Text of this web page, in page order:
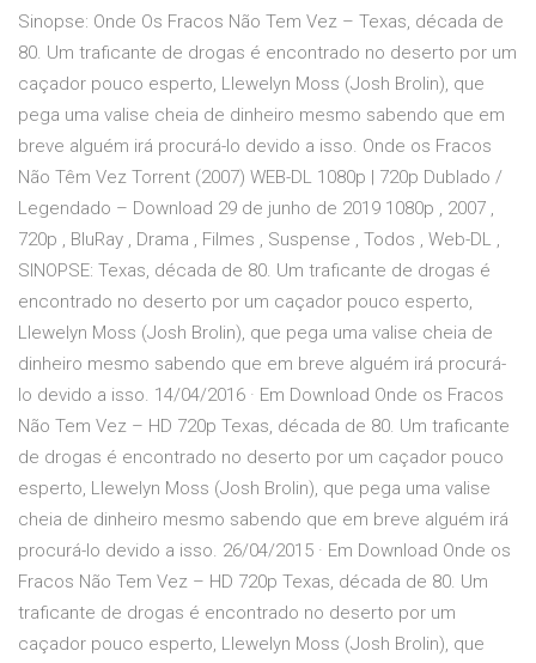
Sinopse: Onde Os Fracos Não Tem Vez – Texas, década de
80. Um traficante de drogas é encontrado no deserto por um
caçador pouco esperto, Llewelyn Moss (Josh Brolin), que
pega uma valise cheia de dinheiro mesmo sabendo que em
breve alguém irá procurá-lo devido a isso. Onde os Fracos
Não Têm Vez Torrent (2007) WEB-DL 1080p | 720p Dublado /
Legendado – Download 29 de junho de 2019 1080p , 2007 ,
720p , BluRay , Drama , Filmes , Suspense , Todos , Web-DL ,
SINOPSE: Texas, década de 80. Um traficante de drogas é
encontrado no deserto por um caçador pouco esperto,
Llewelyn Moss (Josh Brolin), que pega uma valise cheia de
dinheiro mesmo sabendo que em breve alguém irá procurá-
lo devido a isso. 14/04/2016 · Em Download Onde os Fracos
Não Tem Vez – HD 720p Texas, década de 80. Um traficante
de drogas é encontrado no deserto por um caçador pouco
esperto, Llewelyn Moss (Josh Brolin), que pega uma valise
cheia de dinheiro mesmo sabendo que em breve alguém irá
procurá-lo devido a isso. 26/04/2015 · Em Download Onde os
Fracos Não Tem Vez – HD 720p Texas, década de 80. Um
traficante de drogas é encontrado no deserto por um
caçador pouco esperto, Llewelyn Moss (Josh Brolin), que